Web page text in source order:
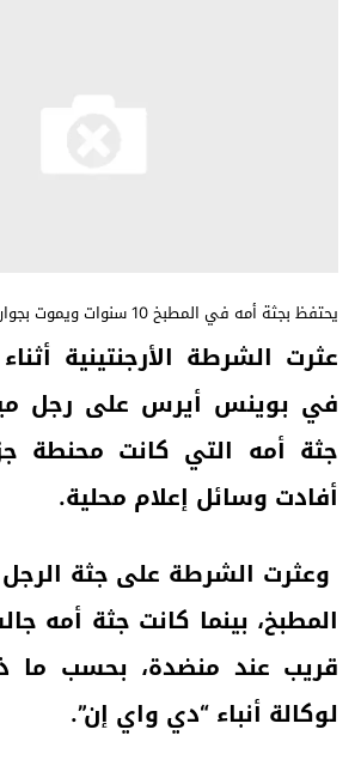
يحتفظ بجثة أمه في المطبخ 10 سنوات ويموت بجوارها
عثرت الشرطة الأرجنتينية
في بوينس أيرس على رجل
جثة أمه التي كانت محنطة
أفادت وسائل إعلام محلية.
المطبخ، بينما كانت جثة أمه
قريب عند منضدة، بحسب ما
لوكالة أنباء “دي واي إن”.